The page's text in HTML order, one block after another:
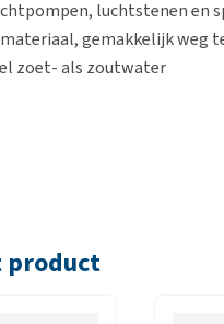
luchtstenen en
gemakkelijk weg
zoet- als zoutwater
product